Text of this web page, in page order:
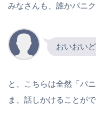
みなさんも、誰かパニ
おいおい
と、こちらは全然「パ
ま、話しかけることが